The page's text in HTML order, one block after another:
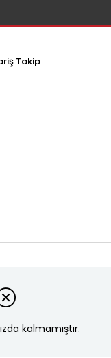
Takip
kalmamıştır.